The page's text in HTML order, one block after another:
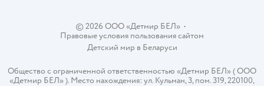
© 2026 ООО «Детмир БЕЛ»•
Правовые условия пользования сайтом
Детский мир в Беларуси
Общество с ограниченной ответственностью «Детмир БЕЛ» ( ООО
«Детмир БЕЛ» ). Место нахождения: ул. Кульман, 3, пом. 319, 220100,